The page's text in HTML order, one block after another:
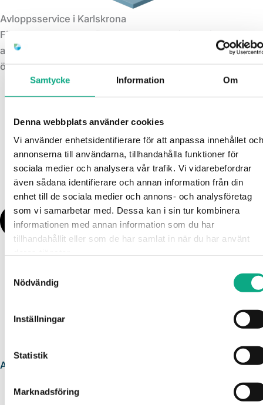
Samtycke Information Om
Denna webbplats använder cookies
Vi använder enhetsidentifierare för att anpassa innehållet och
annonserna till användarna, tillhandahålla funktioner för
sociala medier och analysera vår trafik. Vi vidarebefordrar
även sådana identifierare och annan information från din
enhet till de sociala medier och annons- och analysföretag
som vi samarbetar med. Dessa kan i sin tur kombinera
informationen med annan information som du har
tillhandahållit eller som de har samlat in när du har använt
Nödvändig
Inställningar
Statistik
Marknadsföring
Avloppsservice i Karlskrona
För akuta stopp och löpande behov erbjuder vi
avloppsjour och planerad service för tryggare funktion
över tid.
Avloppsservice i Karlskrona